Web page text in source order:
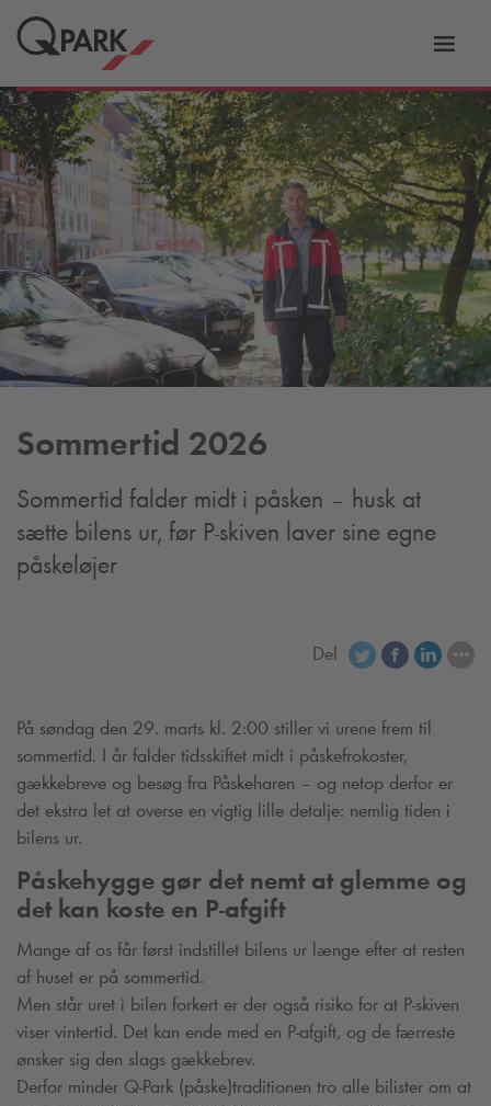
Slå
Sommertid 2026
Sommertid falder midt i påsken – husk at
sætte bilens ur, før P-skiven laver sine egne
påskeløjer
Del
På søndag den 29. marts kl. 2:00 stiller vi urene frem til
sommertid. I år falder tidsskiftet midt i påskefrokoster,
gækkebreve og besøg fra Påskeharen – og netop derfor er
det ekstra let at overse en vigtig lille detalje: nemlig tiden i
bilens ur.
Påskehygge gør det nemt at glemme og
det kan koste en P-afgift
Mange af os får først indstillet bilens ur længe efter at resten
af huset er på sommertid.
Men står uret i bilen forkert er der også risiko for at P-skiven
viser vintertid. Det kan ende med en P-afgift, og de færreste
ønsker sig den slags gækkebrev.
Derfor minder Q-Park (påske)traditionen tro alle bilister om at